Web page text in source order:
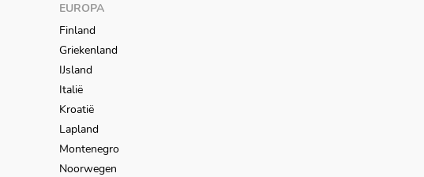
EUROPA
Finland
Griekenland
IJsland
Italië
Kroatië
Lapland
Montenegro
Noorwegen